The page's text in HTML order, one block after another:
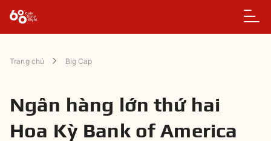
Trang chủ Big Cap
Ngân hàng lớn thứ hai
Hoa Kỳ Bank of America